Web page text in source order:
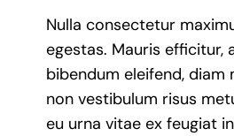
Nulla consectetur
egestas. Mauris efficitur,
bibendum eleifend, diam
non vestibulum risus
eu urna vitae ex feugiat